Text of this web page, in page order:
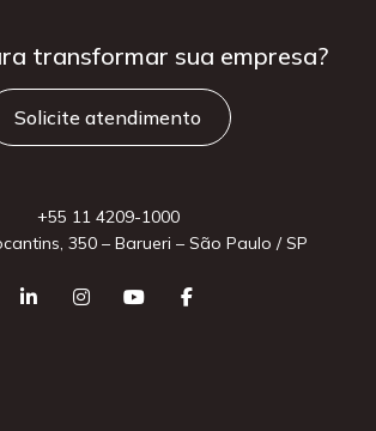
transformar sua empresa?
Solicite atendimento
+55 11 4209-1000
350 – Barueri – São Paulo / SP